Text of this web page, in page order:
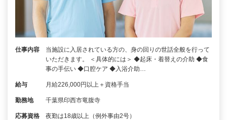
仕事内容
当施設に入居されている方の、身の回りの世話全般を行って
いただきます。 ＜具体的には＞ ◆起床・着替えの介助 ◆食
事の手伝い ◆口腔ケア ◆入浴介助…
給与 月給226,000円以上＋資格手当
勤務地 千葉県印西市竜腹寺
応募資格 夜勤は18歳以上（例外事由2号）